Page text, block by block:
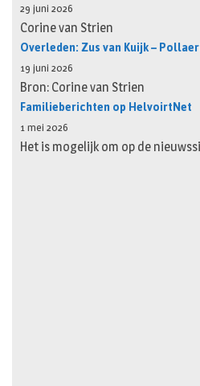
29 juni 2026
Corine van Strien
Overleden: Zus van Kuijk –
19 juni 2026
Bron: Corine van Strien
Familieberichten op HelvoirtNet
1 mei 2026
Het is mogelijk om op de